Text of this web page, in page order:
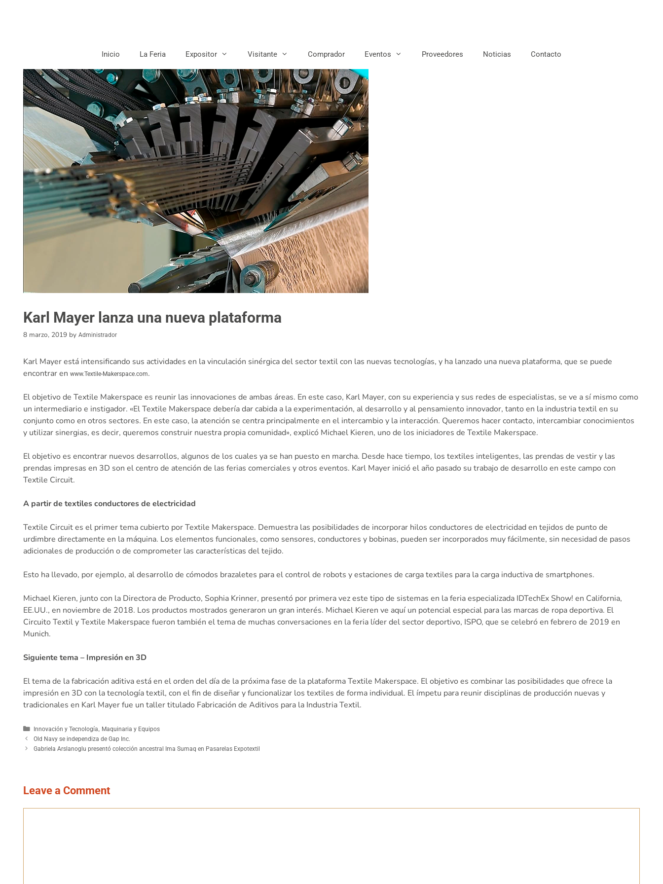
Inicio La Feria Expositor Visitante Comprador Eventos Proveedores Noticias Contacto
Karl Mayer lanza una nueva plataforma
8 marzo, 2019 by Administrador
Karl Mayer está intensificando sus actividades en la vinculación sinérgica del sector textil con las nuevas tecnologías, y ha lanzado una nueva plataforma, que se puede
encontrar en www.Textile-Makerspace.com.
El objetivo de Textile Makerspace es reunir las innovaciones de ambas áreas. En este caso, Karl Mayer, con su experiencia y sus redes de especialistas, se ve a sí mismo como
un intermediario e instigador. «El Textile Makerspace debería dar cabida a la experimentación, al desarrollo y al pensamiento innovador, tanto en la industria textil en su
conjunto como en otros sectores. En este caso, la atención se centra principalmente en el intercambio y la interacción. Queremos hacer contacto, intercambiar conocimientos
y utilizar sinergias, es decir, queremos construir nuestra propia comunidad», explicó Michael Kieren, uno de los iniciadores de Textile Makerspace.
El objetivo es encontrar nuevos desarrollos, algunos de los cuales ya se han puesto en marcha. Desde hace tiempo, los textiles inteligentes, las prendas de vestir y las
prendas impresas en 3D son el centro de atención de las ferias comerciales y otros eventos. Karl Mayer inició el año pasado su trabajo de desarrollo en este campo con
Textile Circuit.
A partir de textiles conductores de electricidad
Textile Circuit es el primer tema cubierto por Textile Makerspace. Demuestra las posibilidades de incorporar hilos conductores de electricidad en tejidos de punto de
urdimbre directamente en la máquina. Los elementos funcionales, como sensores, conductores y bobinas, pueden ser incorporados muy fácilmente, sin necesidad de pasos
adicionales de producción o de comprometer las características del tejido.
Esto ha llevado, por ejemplo, al desarrollo de cómodos brazaletes para el control de robots y estaciones de carga textiles para la carga inductiva de smartphones.
Michael Kieren, junto con la Directora de Producto, Sophia Krinner, presentó por primera vez este tipo de sistemas en la feria especializada IDTechEx Show! en California,
EE.UU., en noviembre de 2018. Los productos mostrados generaron un gran interés. Michael Kieren ve aquí un potencial especial para las marcas de ropa deportiva. El
Circuito Textil y Textile Makerspace fueron también el tema de muchas conversaciones en la feria líder del sector deportivo, ISPO, que se celebró en febrero de 2019 en
Munich.
Siguiente tema – Impresión en 3D
El tema de la fabricación aditiva está en el orden del día de la próxima fase de la plataforma Textile Makerspace. El objetivo es combinar las posibilidades que ofrece la
impresión en 3D con la tecnología textil, con el fin de diseñar y funcionalizar los textiles de forma individual. El ímpetu para reunir disciplinas de producción nuevas y
tradicionales en Karl Mayer fue un taller titulado Fabricación de Aditivos para la Industria Textil.
Innovación y Tecnología, Maquinaria y Equipos
Old Navy se independiza de Gap Inc.
Gabriela Arslanoglu presentó colección ancestral Ima Sumaq en Pasarelas Expotextil
Leave a Comment